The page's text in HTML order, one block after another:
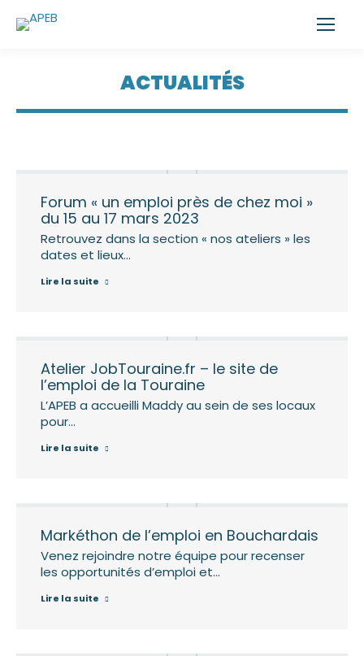
ACTUALITÉS
Forum « un emploi près de chez moi »
du 15 au 17 mars 2023
Retrouvez dans la section « nos ateliers » les
dates et lieux…
Lire la suite
Atelier JobTouraine.fr – le site de
l’emploi de la Touraine
L’APEB a accueilli Maddy au sein de ses locaux
pour…
Lire la suite
Markéthon de l’emploi en Bouchardais
Venez rejoindre notre équipe pour recenser
les opportunités d’emploi et…
Lire la suite